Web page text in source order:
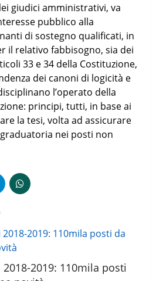
giudici amministrativi, va
pubblico alla
di sostegno qualificati, in
il relativo fabbisogno, sia dei
33 e 34 della Costituzione,
dei canoni di logicità e
l’operato della
principi, tutti, in base ai
la tesi, volta ad assicurare
nei posti non
2019: 110mila posti